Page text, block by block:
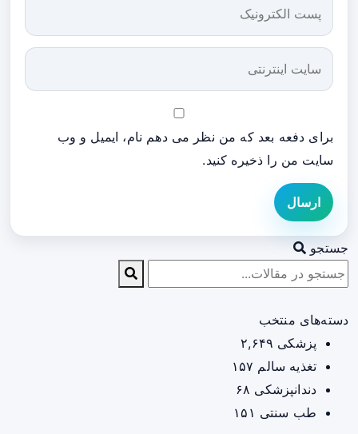
برای دفعه بعد که من نظر می دهم نام، ایمیل و وب
سایت من را ذخیره کنید.
ارسال
جستجو
دسته‌های منتخب
پزشکی ۲,۶۴۹
تغذیه سالم ۱۵۷
دندانپزشکی ۶۸
طب سنتی ۱۵۱